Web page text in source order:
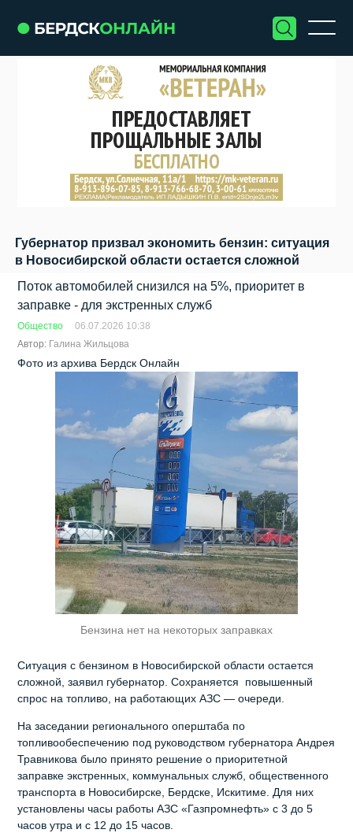
Губернатор призвал экономить бензин: ситуация
в Новосибирской области остается сложной
Поток автомобилей снизился на 5%, приоритет в
заправке - для экстренных служб
Общество
06.07.2026 10:38
Автор: Галина Жильцова
Фото из архива Бердск Онлайн
Бензина нет на некоторых заправках
Ситуация с бензином в Новосибирской области остается
сложной, заявил губернатор. Сохраняется повышенный
спрос на топливо, на работающих АЗС — очереди.
На заседании регионального оперштаба по
топливообеспечению под руководством губернатора Андрея
Травникова было принято решение о приоритетной
заправке экстренных, коммунальных служб, общественного
транспорта в Новосибирске, Бердске, Искитиме. Для них
установлены часы работы АЗС «Газпромнефть» с 3 до 5
часов утра и с 12 до 15 часов.